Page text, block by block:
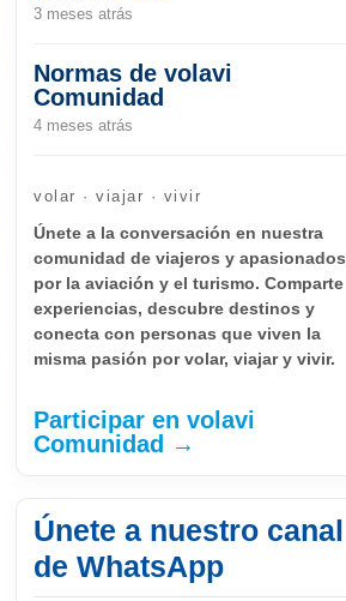
3 meses atrás
Normas de volavi
Comunidad
4 meses atrás
volar · viajar · vivir
Únete a la conversación en nuestra
comunidad de viajeros y apasionados
por la aviación y el turismo. Comparte
experiencias, descubre destinos y
conecta con personas que viven la
misma pasión por volar, viajar y vivir.
Participar en volavi
Comunidad →
Únete a nuestro canal
de WhatsApp